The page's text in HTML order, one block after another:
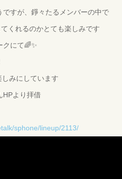
すが、錚々たるメンバーの中で
くれるのかとても楽しみです
にて🌈✨
みにしています
HPより拝借
sphone/lineup/2113/